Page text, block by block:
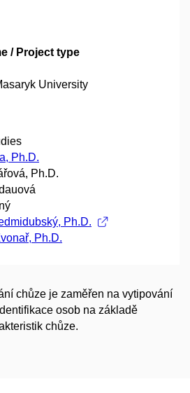
/ Project type
University
Ph.D.
Ph.D.
Ph.D.
Ph.D.
chůze je zaměřen na vytipování
osob na základě
chůze.